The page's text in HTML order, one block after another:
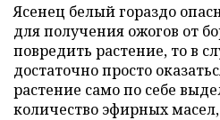
Ясенец белый гораздо
для получения ожогов от
повредить растение, то в
достаточно просто
растение само по себе
количество эфирных